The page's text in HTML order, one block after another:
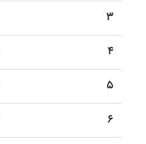
۳
۴
۵
۶